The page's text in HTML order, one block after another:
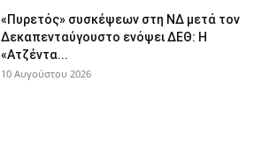
«Πυρετός» συσκέψεων στη ΝΔ μετά τον
Δεκαπενταύγουστο ενόψει ΔΕΘ: Η
«Ατζέντα...
10 Αυγούστου 2026